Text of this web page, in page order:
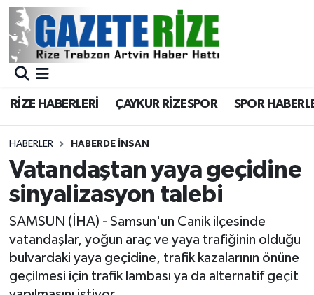
RİZE HABERLERİ ÇAYKUR RİZESPOR SPOR
HABERLER HABERDE İNSAN
Vatandaştan yaya geçidine
sinyalizasyon talebi
SAMSUN (İHA) - Samsun'un Canik ilçesinde
vatandaşlar, yoğun araç ve yaya trafiğinin olduğu
bulvardaki yaya geçidine, trafik kazalarının önüne
geçilmesi için trafik lambası ya da alternatif geçit
BÖLGEMİZ
Asayiş
Rize Jandarma Komutanlığı
Bilim Teknoloji
Bölge
Advertising news
Merkez Nöbetçi Eczaneler
Merkez Trafik Yoğunluk Haritası
Süper Lig Puan Durumu ve Fikstür
Tüm Manşetler
Son Dakika Haberleri
Haber Arşivi